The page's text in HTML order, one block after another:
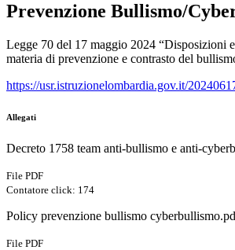
Prevenzione Bullismo/
Legge 70 del 17 maggio 2024 “Disposizioni
materia di prevenzione e contrasto del
https://usr.istruzionelombardia.gov.it/
Allegati
Decreto 1758 team anti-bullismo e anti-
File PDF
Contatore click: 174
Policy prevenzione bullismo
File PDF